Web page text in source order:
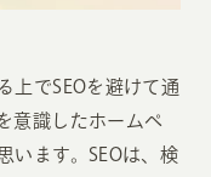
上でSEOを避けて通
意識したホームペ
います。SEOは、検